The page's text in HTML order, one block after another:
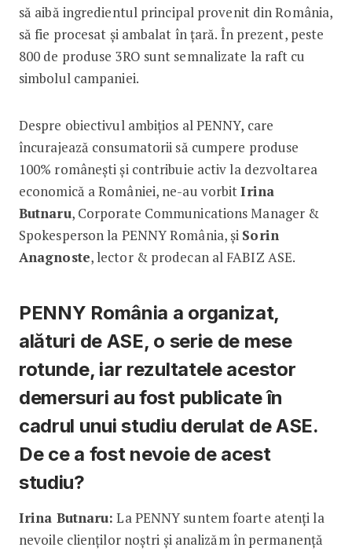
să aibă ingredientul principal provenit din România,
să fie procesat și ambalat în țară. În prezent, peste
800 de produse 3RO sunt semnalizate la raft cu
simbolul campaniei.
Despre obiectivul ambițios al PENNY, care
încurajează consumatorii să cumpere produse
100% românești și contribuie activ la dezvoltarea
economică a României, ne-au vorbitIrina
Butnaru, Corporate Communications Manager &
Spokesperson la PENNY România, și Sorin
Anagnoste, lector & prodecan al FABIZ ASE.
PENNY România a organizat,
alături de ASE, o serie de mese
rotunde, iar rezultatele acestor
demersuri au fost publicate în
cadrul unui studiu derulat de ASE.
De ce a fost nevoie de acest
studiu?
Irina Butnaru: La PENNY suntem foarte atenți la
nevoile clienților noștri și analizăm în permanență